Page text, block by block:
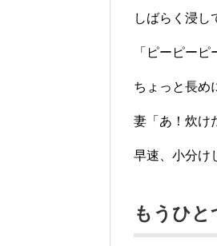
しばらく浸し
「ピーピーピ
ちょっと長め
妻「あ！炊け
早速、小分け
もうひと